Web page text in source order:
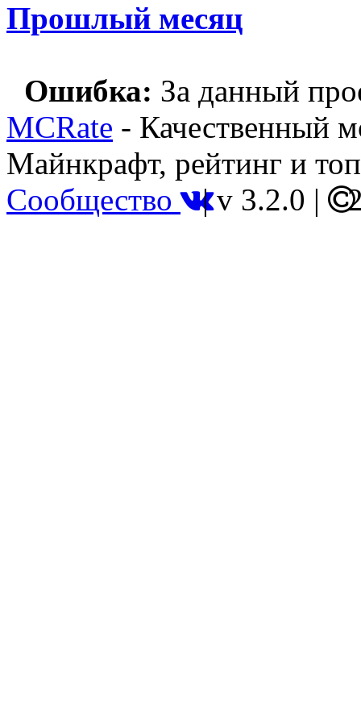
Прошлый месяц
Ошибка: За данный
MCRate - Качественный
Майнкрафт, рейтинг и
Сообщество |v 3.2.0 |